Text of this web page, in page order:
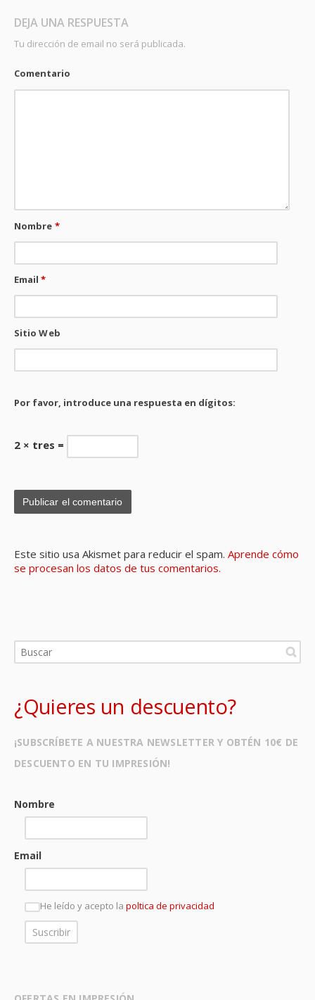
DEJA UNA RESPUESTA
Tu dirección de email no será publicada.
Comentario
Nombre *
Email*
Sitio Web
Por favor, introduce una respuesta en dígitos:
2 × tres =
Este sitio usa Akismet para reducir el spam. Aprende cómo
se procesan los datos de tus comentarios.
¿Quieres un descuento?
¡SUBSCRÍBETE A NUESTRA NEWSLETTER Y OBTÉN 10€ DE
DESCUENTO EN TU IMPRESIÓN!
Nombre
Email
He leído y acepto la poltica de privacidad